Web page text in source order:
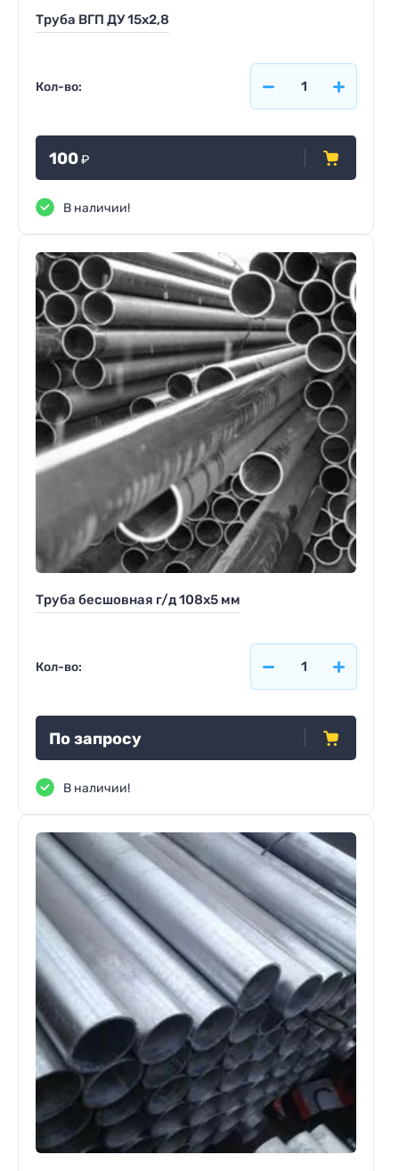
Труба ВГП ДУ 15х2,8
Кол-во:
100₽
В наличии!
Труба бесшовная г/д 108х5 мм
Кол-во:
По запросу
В наличии!